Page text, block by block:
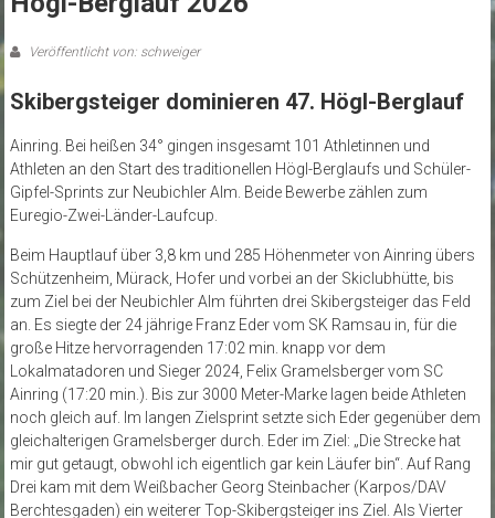
Veröffentlicht von: schweiger
Skibergsteiger dominieren 47. Högl-Berglauf
Ainring. Bei heißen 34° gingen insgesamt 101 Athletinnen und
Athleten an den Start des traditionellen Högl-Berglaufs und Schüler-
Gipfel-Sprints zur Neubichler Alm. Beide Bewerbe zählen zum
Euregio-Zwei-Länder-Laufcup.
Beim Hauptlauf über 3,8 km und 285 Höhenmeter von Ainring übers
Schützenheim, Mürack, Hofer und vorbei an der Skiclubhütte, bis
zum Ziel bei der Neubichler Alm führten drei Skibergsteiger das Feld
an. Es siegte der 24 jährige Franz Eder vom SK Ramsau in, für die
große Hitze hervorragenden 17:02 min. knapp vor dem
Lokalmatadoren und Sieger 2024, Felix Gramelsberger vom SC
Ainring (17:20 min.). Bis zur 3000 Meter-Marke lagen beide Athleten
noch gleich auf. Im langen Zielsprint setzte sich Eder gegenüber dem
gleichalterigen Gramelsberger durch. Eder im Ziel: „Die Strecke hat
mir gut getaugt, obwohl ich eigentlich gar kein Läufer bin“. Auf Rang
Drei kam mit dem Weißbacher Georg Steinbacher (Karpos/DAV
Berchtesgaden) ein weiterer Top-Skibergsteiger ins Ziel. Als Vierter